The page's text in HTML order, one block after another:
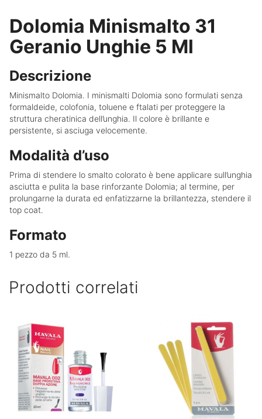
Dolomia Minismalto 31
Geranio Unghie 5 Ml
Descrizione
Minismalto Dolomia. I minismalti Dolomia sono formulati senza
formaldeide, colofonia, toluene e ftalati per proteggere la
struttura cheratinica dell’unghia. Il colore è brillante e
persistente, si asciuga velocemente.
Modalità d’uso
Prima di stendere lo smalto colorato è bene applicare sull’unghia
asciutta e pulita la base rinforzante Dolomia; al termine, per
prolungarne la durata ed enfatizzarne la brillantezza, stendere il
top coat.
Formato
1 pezzo da 5 ml.
Prodotti correlati